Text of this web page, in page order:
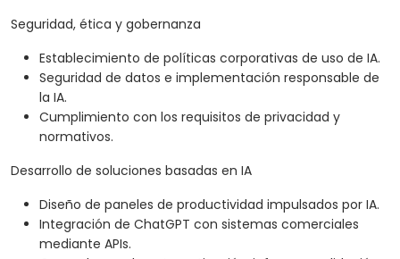
Seguridad, ética y gobernanza
Establecimiento de políticas corporativas de uso de IA.
Seguridad de datos e implementación responsable de
la IA.
Cumplimiento con los requisitos de privacidad y
normativos.
Desarrollo de soluciones basadas en IA
Diseño de paneles de productividad impulsados por IA.
Integración de ChatGPT con sistemas comerciales
mediante APIs.